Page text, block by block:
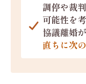
調停や裁
可能性を
協議離婚
直ちに次